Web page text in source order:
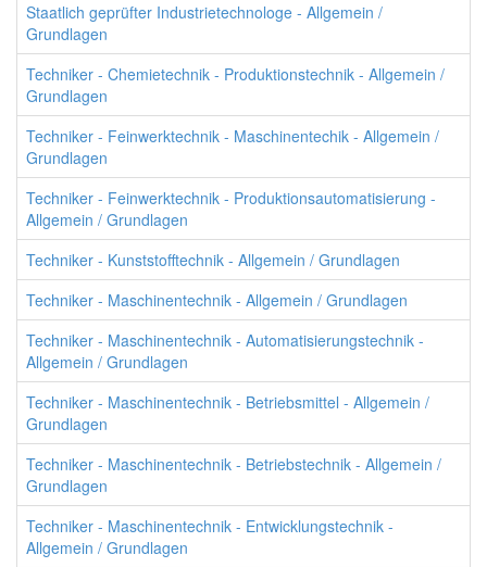
Staatlich geprüfter Industrietechnologe - Allgemein /
Grundlagen
Techniker - Chemietechnik - Produktionstechnik - Allgemein /
Grundlagen
Techniker - Feinwerktechnik - Maschinentechik - Allgemein /
Grundlagen
Techniker - Feinwerktechnik - Produktionsautomatisierung -
Allgemein / Grundlagen
Techniker - Kunststofftechnik - Allgemein / Grundlagen
Techniker - Maschinentechnik - Allgemein / Grundlagen
Techniker - Maschinentechnik - Automatisierungstechnik -
Allgemein / Grundlagen
Techniker - Maschinentechnik - Betriebsmittel - Allgemein /
Grundlagen
Techniker - Maschinentechnik - Betriebstechnik - Allgemein /
Grundlagen
Techniker - Maschinentechnik - Entwicklungstechnik -
Allgemein / Grundlagen